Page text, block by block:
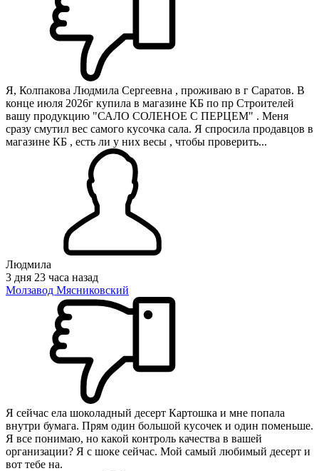
Я, Колпакова Людмила Сергеевна , проживаю в г Саратов. В
конце июля 2026г купила в магазине КБ по пр Строителей
вашу продукцию "САЛО СОЛЕНОЕ С ПЕРЦЕМ" . Меня
сразу смутил вес самого кусочка сала. Я спросила продавцов в
магазине КБ , есть ли у них весы , чтобы проверить...
Людмила
3 дня 23 часа назад
Молзавод Мясниковский
Я сейчас ела шоколадный десерт Картошка и мне попала
внутри бумага. Прям один большой кусочек и один поменьше.
Я все понимаю, но какой контроль качества в вашей
организации? Я с шоке сейчас. Мой самый любимый десерт и
вот тебе на.